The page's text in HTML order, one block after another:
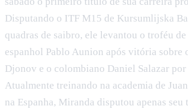
Disputando o ITF M15 de Kursumlijska
quadras de saibro, ele levantou o troféu
espanhol Pablo Aunion após vitória sobre
Djonov e o colombiano Daniel Salazar
Atualmente treinando na academia de
na Espanha, Miranda disputou apenas